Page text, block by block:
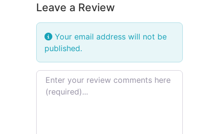
Leave a Review
Your email address will not be
published.
Review text